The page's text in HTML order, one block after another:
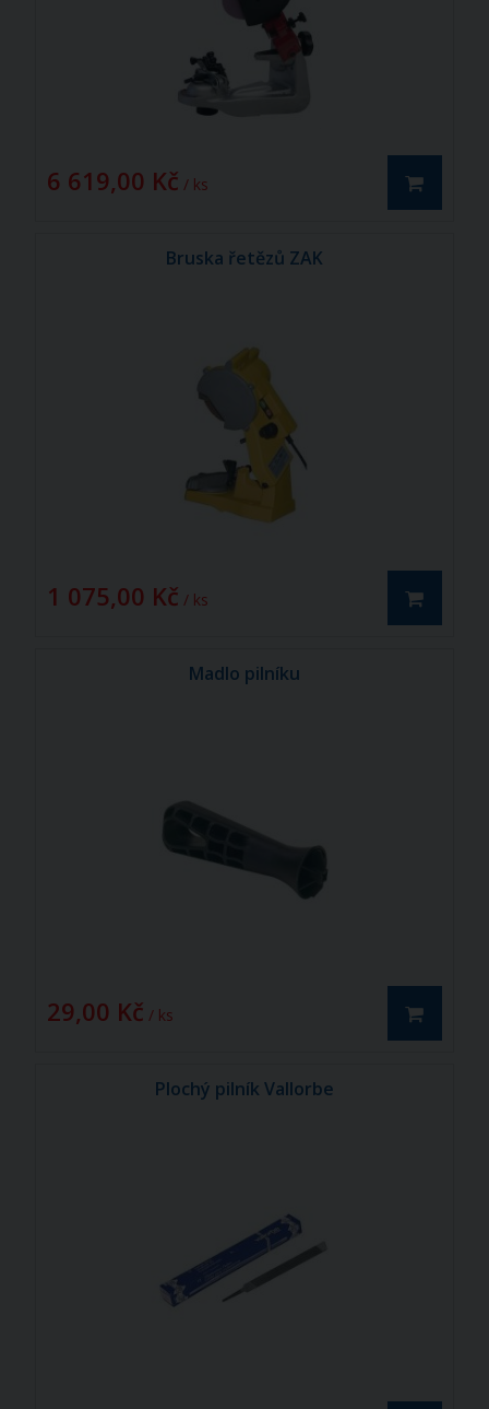
6 619,00 Kč / ks
Bruska řetězů ZAK
1 075,00 Kč / ks
Madlo pilníku
29,00 Kč / ks
Plochý pilník Vallorbe